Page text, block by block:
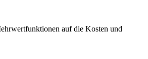
auf die Kosten und